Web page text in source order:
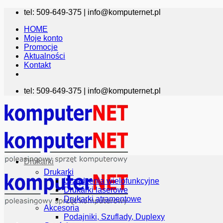
Przewiń
zawartości
tel: 509-649-375 | info@komputernet.pl
HOME
Moje konto
Promocje
Aktualności
Kontakt
tel: 509-649-375 | info@komputernet.pl
Drukarki
Drukarki
Urządzenia wielofunkcyjne
Drukarki laserowe
Drukarki atramentowe
Akcesoria
Podajniki, Szuflady, Duplexy